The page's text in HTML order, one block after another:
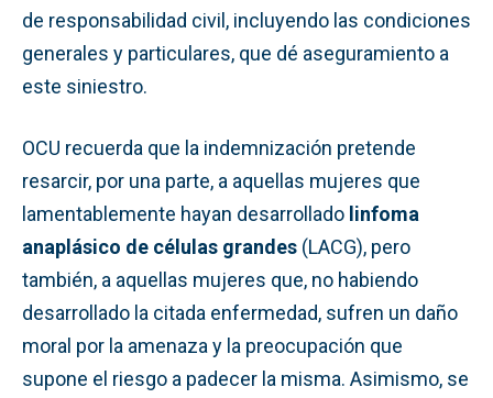
de responsabilidad civil, incluyendo las condiciones
generales y particulares, que dé aseguramiento a
este siniestro.
OCU recuerda que la indemnización pretende
resarcir, por una parte, a aquellas mujeres que
lamentablemente hayan desarrollado linfoma
anaplásico de células grandes (LACG), pero
también, a aquellas mujeres que, no habiendo
desarrollado la citada enfermedad, sufren un daño
moral por la amenaza y la preocupación que
supone el riesgo a padecer la misma. Asimismo, se